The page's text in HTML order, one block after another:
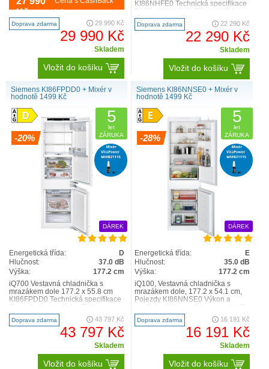
ploché panty s jemným dovíráním
KIN96ADC0 Výkon a spotřeba třída
spotřeby energi..
Kč
Info
Doprava zdarma 29 990 Kč
29 990 Kč
Skladem
Vložit do košíku
KI86NHFE0 Technická specifikace
energie: E Čist..
Doprava zdarma 22 290 Kč
22 290 Kč
Skladem
Vložit do košíku
Siemens KI86FPDD0 + Mixér v
hodnotě 1499 Kč
-20%
5
let
ZÁRUKA
DÁREK
Energetická třída:
D
Hlučnost:
37.0 dB
Výška:
177.2 cm
iQ700 Vestavná chladnička s
mrazákem dole 177.2 x 55.8 cm
KI86FPDD0 Technická specifikace
spotřeby energie: D Čis..
Doprava zdarma 43 797 Kč
43 797 Kč
Skladem
Vložit do košíku
Siemens KI86NNSE0 + Mixér v
hodnotě 1499 Kč
-28%
5
let
ZÁRUKA
DÁREK
Energetická třída:
E
Hlučnost:
35.0 dB
Výška:
177.2 cm
iQ100, Vestavná chladnička s
mrazákem dole, 177.2 x 54.1 cm,
Pojezdy KI86NNSE0 Výkon a
užitný objem celkem ..
Doprava zdarma 16 191 Kč
16 191 Kč
Skladem
Vložit do košíku